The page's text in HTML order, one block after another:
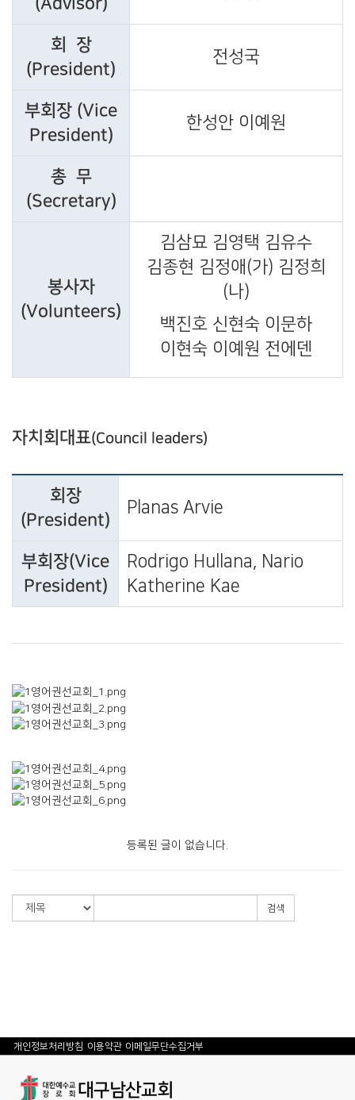
회 장
(President)
전성국
부회장 (Vice
President)
한성안 이예원
총 무
(Secretary)
봉사자
(Volunteers)
김삼묘 김영택 김유수
김종현 김정애(가) 김정희
(나)
백진호 신현숙 이문하
이현숙 이예원 전에덴
자치회대표(Council leaders)
회장
(President)
Planas Arvie
부회장(Vice
President)
Rodrigo Hullana, Nario
Katherine Kae
등록된 글이 없습니다.
검색
개인정보처리방침 이용약관 이메일무단수집거부